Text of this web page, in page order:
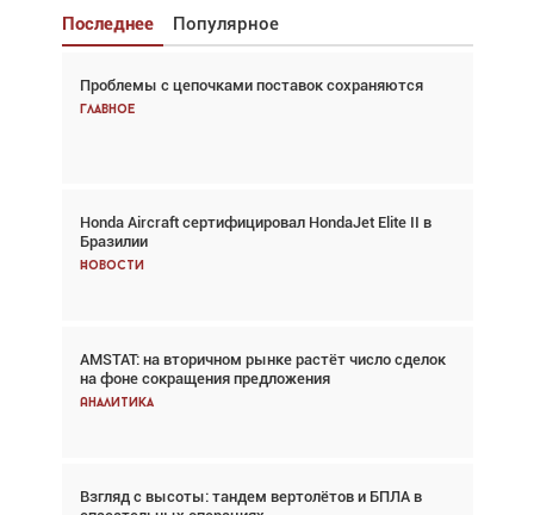
Последнее Популярное
Проблемы с цепочками поставок сохраняются
Главное
Honda Aircraft сертифицировал HondaJet Elite II в
Бразилии
Новости
AMSTAT: на вторичном рынке растёт число сделок
на фоне сокращения предложения
Аналитика
Взгляд с высоты: тандем вертолётов и БПЛА в
Взгляд с высоты: тандем вертолётов и БПЛА в
спасательных операциях
Авиационный фотограф Дэйв Кох: «Фотография
говорит сама за себя... а ИИ всё портит»
Новости
Проблемы с цепочками поставок сохраняются
Аналитика
Частный самолёт – это актив. Подходите к